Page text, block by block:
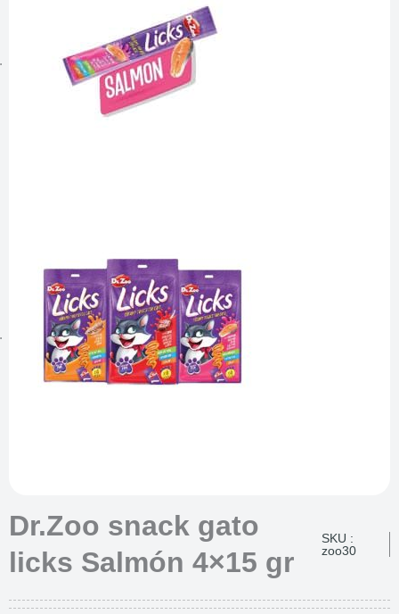
Dr.Zoo snack gato
licks Salmón 4×15 gr
SKU :
zoo30